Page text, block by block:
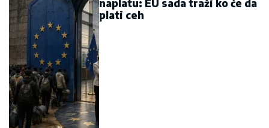
naplatu: EU sada traži ko će da
plati ceh